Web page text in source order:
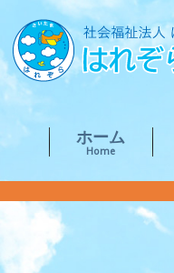
ホーム
Home